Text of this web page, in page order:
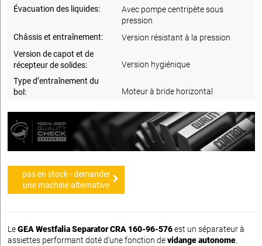
Évacuation des liquides:
Avec pompe centripète sous
pression
Châssis et entraînement:
Version résistant à la pression
Version de capot et de
récepteur de solides:
Version hygiénique
Type d’entraînement du
bol:
Moteur à bride horizontal
pas en stock - demander
une machine alternative
LeGEA Westfalia Separator CRA 160-96-576est un séparateur à
assiettes performant doté d'une fonction devidange autonome